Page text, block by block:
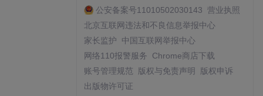
公安备案号11010502030143 营业执照
北京互联网违法和不良信息举报中心
家长监护
中国互联网举报中心
网络110报警服务
Chrome商店下载
账号管理规范
版权与免责声明
版权申诉
出版物许可证